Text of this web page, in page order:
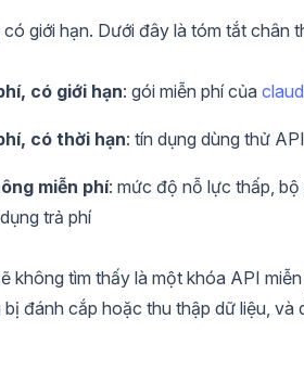
giới hạn. Dưới đây là tóm tắt chân
có giới hạn: gói miễn phí của
có thời hạn: tín dụng dùng thử
miễn phí: mức độ nỗ lực thấp,
trả phí
không tìm thấy là một khóa API
bị đánh cắp hoặc thu thập dữ liệu,